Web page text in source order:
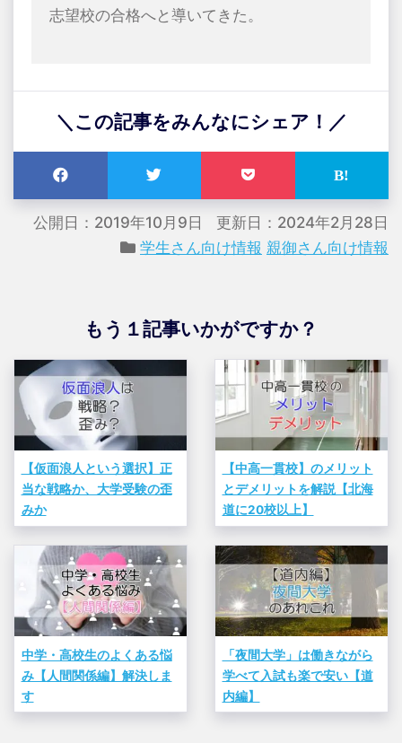
志望校の合格へと導いてきた。
＼この記事をみんなにシェア！／
公開日：2019年10月9日
更新日：2024年2月28日
学生さん向け情報 親御さん向け情報
もう１記事いかがですか？
【仮面浪人という選択】正
当な戦略か、大学受験の歪
みか
【中高一貫校】のメリット
とデメリットを解説【北海
道に20校以上】
中学・高校生のよくある悩
み【人間関係編】解決しま
す
「夜間大学」は働きながら
学べて入試も楽で安い【道
内編】